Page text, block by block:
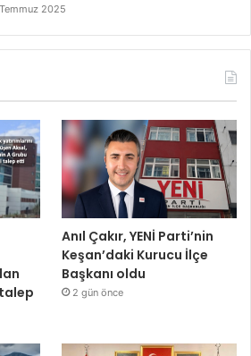
2025
Anıl Çakır, YENİ Parti’nin
Keşan’daki Kurucu İlçe
Başkanı oldu
2 gün önce